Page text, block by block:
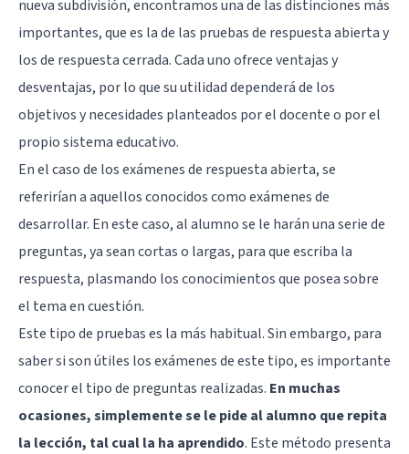
nueva subdivisión, encontramos una de las distinciones más
importantes, que es la de las pruebas de respuesta abierta y
los de respuesta cerrada. Cada uno ofrece ventajas y
desventajas, por lo que su utilidad dependerá de los
objetivos y necesidades planteados por el docente o por el
propio sistema educativo.
En el caso de los exámenes de respuesta abierta, se
referirían a aquellos conocidos como exámenes de
desarrollar. En este caso, al alumno se le harán una serie de
preguntas, ya sean cortas o largas, para que escriba la
respuesta, plasmando los conocimientos que posea sobre
el tema en cuestión.
Este tipo de pruebas es la más habitual. Sin embargo, para
saber si son útiles los exámenes de este tipo, es importante
conocer el tipo de preguntas realizadas. En muchas
ocasiones, simplemente se le pide al alumno que repita
la lección, tal cual la ha aprendido. Este método presenta